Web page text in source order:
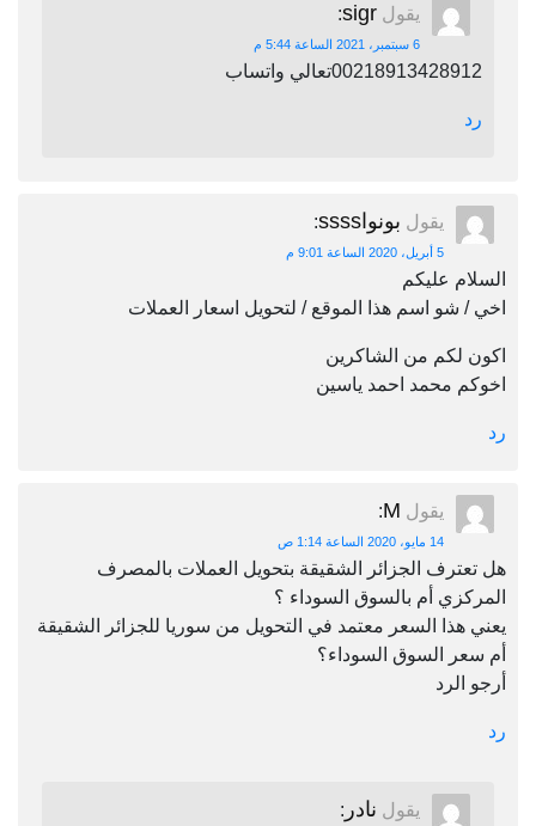
يقول sigr
:
6 سبتمبر، 2021 الساعة 5:44 م
00218913428912تعالي واتساب
رد
يقول بونواssss :
5 أبريل، 2020 الساعة 9:01 م
السلام عليكم
اخي / شو اسم هذا الموقع / لتحويل اسعار العملات
اكون لكم من الشاكرين
اخوكم محمد احمد ياسين
رد
يقول M
:
14 مايو، 2020 الساعة 1:14 ص
هل تعترف الجزائر الشقيقة بتحويل العملات بالمصرف
المركزي أم بالسوق السوداء ؟
يعني هذا السعر معتمد في التحويل من سوريا للجزائر الشقيقة
أم سعر السوق السوداء؟
أرجو الرد
رد
يقول نادر :